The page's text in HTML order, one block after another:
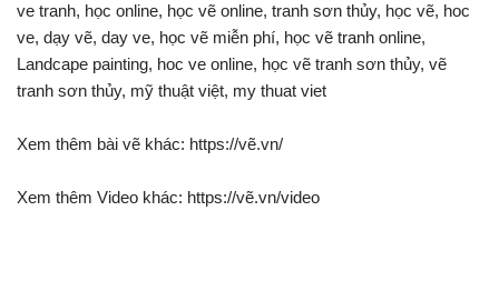
ve tranh, học online, học vẽ online, tranh sơn thủy, học vẽ, hoc
ve, dạy vẽ, day ve, học vẽ miễn phí, học vẽ tranh online,
Landcape painting, hoc ve online, học vẽ tranh sơn thủy, vẽ
tranh sơn thủy, mỹ thuật việt, my thuat viet
Xem thêm bài vẽ khác: https://vẽ.vn/
Xem thêm Video khác: https://vẽ.vn/video